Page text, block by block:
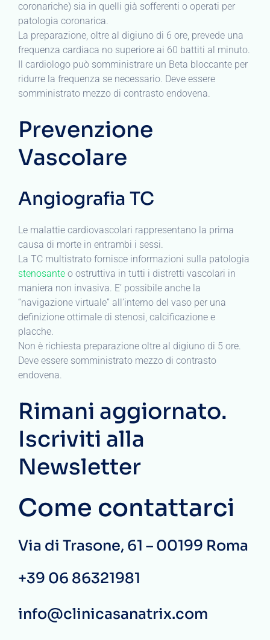
coronariche) sia in quelli già sofferenti o operati per
patologia coronarica.
La preparazione, oltre al digiuno di 6 ore, prevede una
frequenza cardiaca no superiore ai 60 battiti al minuto.
Il cardiologo può somministrare un Beta bloccante per
ridurre la frequenza se necessario. Deve essere
somministrato mezzo di contrasto endovena.
Prevenzione
Vascolare
Angiografia TC
Le malattie cardiovascolari rappresentano la prima
causa di morte in entrambi i sessi.
La TC multistrato fornisce informazioni sulla patologia
stenosante o ostruttiva in tutti i distretti vascolari in
maniera non invasiva. E’ possibile anche la
“navigazione virtuale” all’interno del vaso per una
definizione ottimale di stenosi, calcificazione e
placche.
Non è richiesta preparazione oltre al digiuno di 5 ore.
Deve essere somministrato mezzo di contrasto
endovena.
Rimani aggiornato.
Iscriviti alla
Newsletter
Come contattarci
Via di Trasone, 61 – 00199 Roma
+39 06 86321981
info@clinicasanatrix.com